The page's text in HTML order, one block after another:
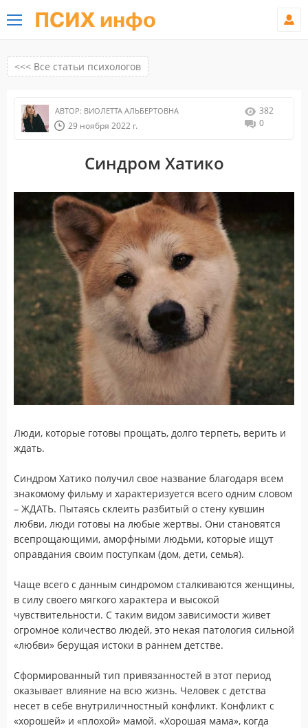
ПСИХ инфо
<<< Все статьи психологов
АВТОР: ВИОЛЕТТА АЛЬБЕРТОВНА
29 ноября 2022 г.
382
0
Синдром Хатико
Люди, которые готовы прощать, долго терпеть, верить и
ждать.
Синдром Хатико получил свое название благодаря всем
знакомому фильму и характеризуется всего одним словом
– ЖДАТЬ. Пытаясь склеить разбитый о стену кувшин
любви, люди готовы на любые жертвы. Они становятся
всепрощающими, аморфными людьми, которые ищут
оправдания своим поступкам (дом, дети, семья).
Чаще всего с данным синдромом сталкиваются женщины,
в силу своего мягкого характера и высокой
чувствительности. С таким видом зависимости живет
огромное количество людей, это некая патология сильной
«любви» берущая истоки в раннем детстве.
Сформированный тип привязанностей в этот период
оказывает влияние на всю жизнь. Человек с детства
несет в себе внутриличностный конфликт. Конфликт с
«хорошей» и «плохой» мамой. «Хорошая мама», когда